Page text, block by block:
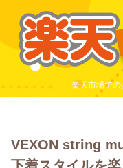
楽天市場で
VEXON string